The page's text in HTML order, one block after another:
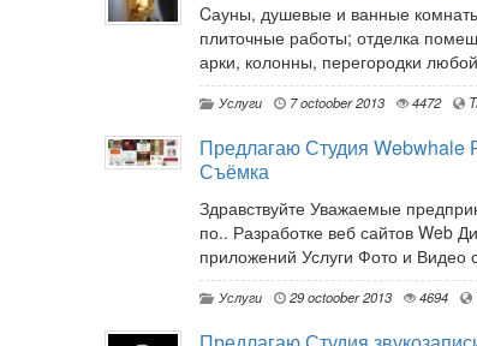
Cауны, душевые и ванные
плиточные работы; отделка
арки, колонны, перегородки
Услуги 7 octoober 2013 4472
Предлагаю Студия
Съёмка
Здравствуйте Уважаемые
по.. Разработке веб сайтов Web
приложений Услуги Фото и Видео
Услуги 29 octoober 2013 4694